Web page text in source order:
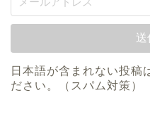
日本語が含まれない投稿
ださい。（スパム対策）